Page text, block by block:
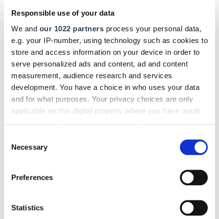
Responsible use of your data
We and our 1022 partners process your personal data,
e.g. your IP-number, using technology such as cookies to
store and access information on your device in order to
serve personalized ads and content, ad and content
measurement, audience research and services
development. You have a choice in who uses your data
and for what purposes. Your privacy choices are only
applicable on this digital property where you have made
the Privacy trigger icon.
Collect information about your geographical location
Identify your device by actively scanning it for
Selection
Necessary
Preferences
Statistics
Fürsorge- oder Förderpflichtenhinsichtlich der Integration
der ausländischen Fachkraft haben, empfiehlt Wigger
dennoch: "Zur Sicherung und Bindung der eingestellten
Fachkraft ergibt es Sinn, dieser beimEinlebenzu helfen." So
können Arbeitgebende ihre neuen Mitarbeitenden
beispielsweise bei derWohnungssuche unterstützenoder
die Teilnahme anSprachkursenfördern, indem sie die
Fachkräfteeinwanderung
Die sogenannte Westbalkanregelung bietet seit 2016